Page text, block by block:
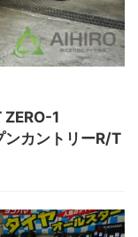
1
ンカントリーR/T